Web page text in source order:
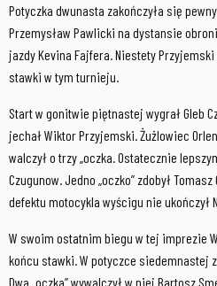
Potyczka dwunasta zakończyła się
Przemysław Pawlicki na dystansie
jazdy Kevina Fajfera. Niestety
stawki w tym turnieju.
Start w gonitwie piętnastej wygrał Gleb
jechał Wiktor Przyjemski. Żużlowiec
walczył o trzy „oczka. Ostatecznie
Czugunow. Jedno „oczko” zdobył
defektu motocykla wyścigu nie ukończył
W swoim ostatnim biegu w tej imprezie
końcu stawki. W potyczce siedemnastej
Dwa „oczka” wywalczył w niej Bartosz